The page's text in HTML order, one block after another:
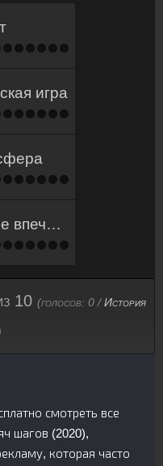
игра
Общее впечатление
10 (голосов: 0/История
смотреть все
шагов (2020),
которая часто